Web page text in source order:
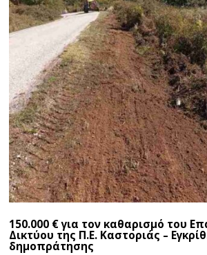
150.000 € για τον καθαρισμό του
Δικτύου της Π.Ε. Καστοριάς –
δημοπράτησης